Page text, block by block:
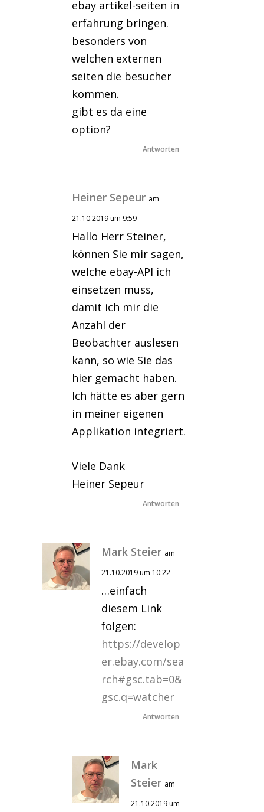
ebay artikel-seiten in
erfahrung bringen.
besonders von
welchen externen
seiten die besucher
kommen.
gibt es da eine
option?
Antworten
Heiner Sepeur am
21.10.2019 um 9:59
Hallo Herr Steiner,
können Sie mir sagen,
welche ebay-API ich
einsetzen muss,
damit ich mir die
Anzahl der
Beobachter auslesen
kann, so wie Sie das
hier gemacht haben.
Ich hätte es aber gern
in meiner eigenen
Applikation integriert.
Viele Dank
Heiner Sepeur
Antworten
Mark Steier am
21.10.2019 um 10:22
…einfach
diesem Link
folgen:
https://develop
er.ebay.com/sea
rch#gsc.tab=0&
gsc.q=watcher
Antworten
Mark
Steier am
21.10.2019 um